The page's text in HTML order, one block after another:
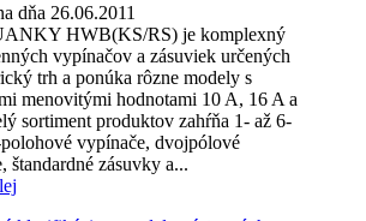
dňa 26.06.2011
HWB(KS/RS) je komplexný
vypínačov a zásuviek určených
trh a ponúka rôzne modely s
menovitými hodnotami 10 A, 16 A a
sortiment produktov zahŕňa 1- až 6-
polohové vypínače, dvojpólové
štandardné zásuvky a...